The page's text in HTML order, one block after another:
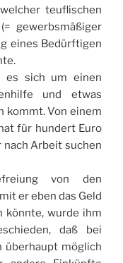
teuflischen
gewerbsmäßiger
eines Bedürftigen
es sich um einen
und etwas
kommt. Von einem
für hundert Euro
Arbeit suchen
von den
er eben das Geld
könnte, wurde ihm
daß bei
überhaupt möglich